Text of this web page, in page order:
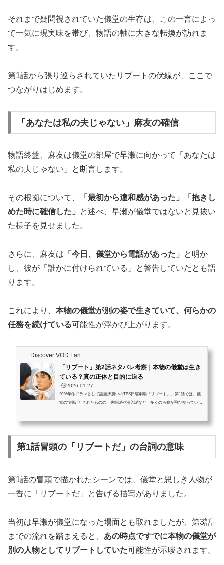
それまで疑問視されていた儀堂の生存は、この一言によっ
て一気に現実味を帯び、物語の軸に大きな転換が訪れま
す。
第1話から張り巡らされていたリブートの伏線が、ここで
つながりはじめます。
「あなたは私の夫じゃない」麻友の確信
物語終盤、麻友は儀堂の部屋で早瀬に向かって「あなたは
私の夫じゃない」と断言します。
その根拠について、
「最初から違和感があった」「抱きし
めた時に確信した」
と述べ、早瀬が儀堂ではないと見抜い
た様子を見せました。
さらに、麻友は 「今日、儀堂から電話があった」
と明か
し、彼が「誰かに付けられている」と警告していたとも語
ります。
これにより、 本物の儀堂が別の姿で生きていて、何らかの
任務を続けている可能性が浮かび上がります。
Discover VOD Fan
「リブート」第2話ネタバレ考察｜本物の儀堂は生き
ている？真の正体と目的に迫る
🕒️2026-01-27
2026年冬ドラマとして話題沸騰中のTBS日曜劇場『リブート』。第1話では、儀
堂の“刺殺”とされたものの、失踪説や潜入説など、多くの考察が飛び交っていま
むとわかること 儀堂が本当に死んだのかを時系列とセリフから検証 刺傷シーン
が“演出”だった可能性とその狙い 儀堂の正体が“潜...
第1話冒頭の「リブートだ」の台詞の意味
第1話の冒頭で描かれたシーンでは、儀堂と思しき人物が
一香に「リブートだ」と告げる描写がありました。
当初は早瀬が儀堂になった場面とも取れましたが、第3話
までの流れを踏まえると、 あの時点ですでに本物の儀堂が
別の人物としてリブートしていた可能性が示唆されます。